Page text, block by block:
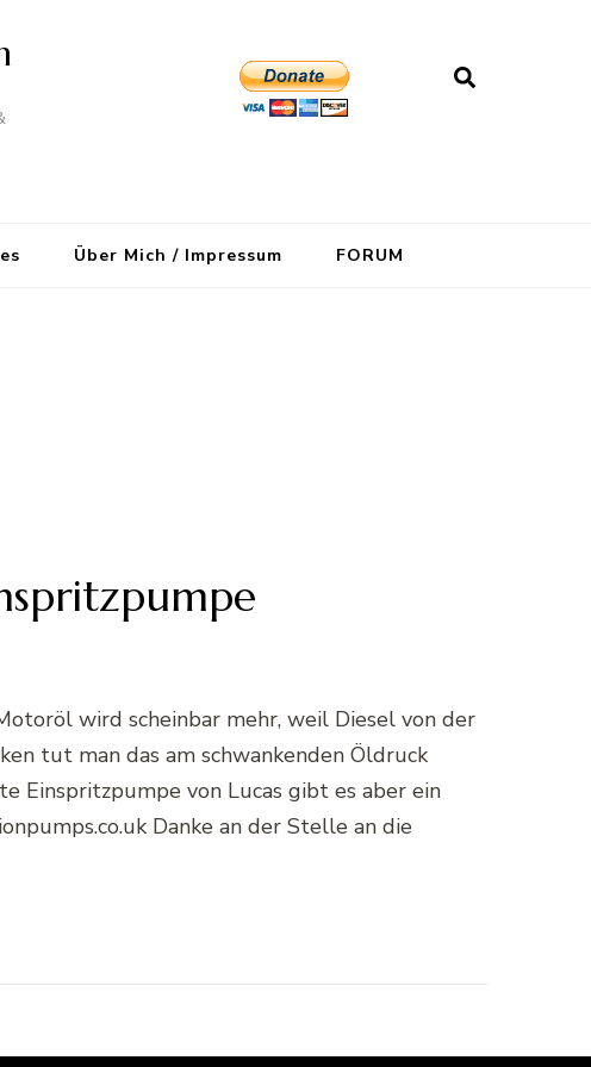
Über Mich / Impressum FORUM
wird scheinbar mehr, weil Diesel von der
tut man das am schwankenden Öldruck
Einspritzpumpe von Lucas gibt es aber ein
Danke an der Stelle an die